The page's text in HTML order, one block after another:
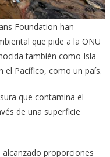
Foundation han
que pide a la ONU
también como Isla
el Pacífico, como un país.
que contamina el
de una superficie
alcanzado proporciones